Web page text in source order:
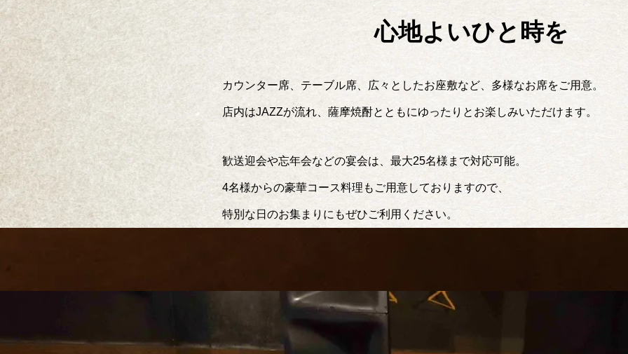
心地よいひと時を
カウンター席、テーブル席、広々としたお座敷など、多様なお席をご用意。
店内はJAZZが流れ、薩摩焼酎とともにゆったりとお楽しみいただけます。
歓送迎会や忘年会などの宴会は、 最大25名様まで対応可能。
4名様からの豪華コース料理もご用意しておりますので、
特別な日のお集まりにもぜひご利用ください。